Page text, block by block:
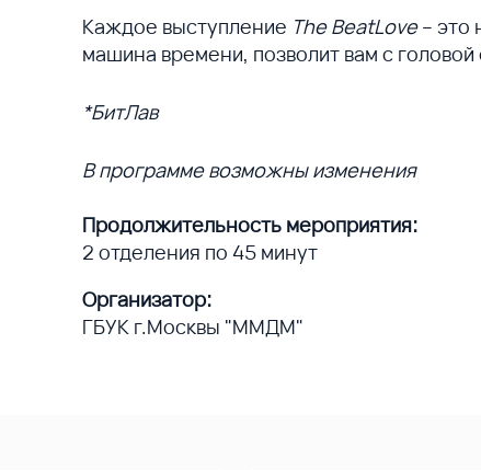
Каждое выступление The BeatLove– это
машина времени, позволит вам с
*БитЛав
В программе возможны изменения
Продолжительность мероприятия:
2 отделения по 45 минут
Организатор:
ГБУК г.Москвы "ММДМ"